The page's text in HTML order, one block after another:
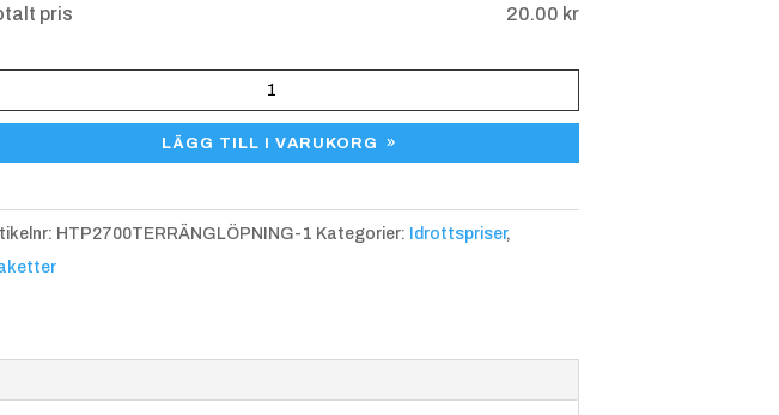
pris 20.00 kr
LÄGG TILL I VARUKORG
HTP2700TERRÄNGLÖPNING-1 Kategorier: Idrottspriser,